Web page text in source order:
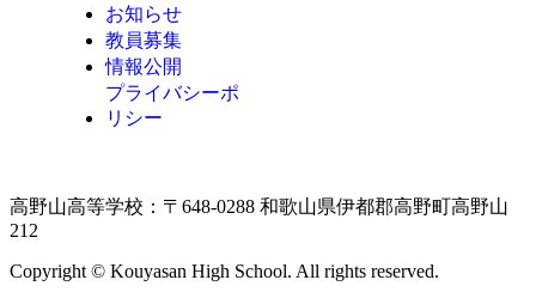
お知らせ
教員募集
情報公開
プライバシーポ
リシー
高野山高等学校：〒648-0288 和歌山県伊都郡高野町高野山
212
Copyright © Kouyasan High School. All rights reserved.